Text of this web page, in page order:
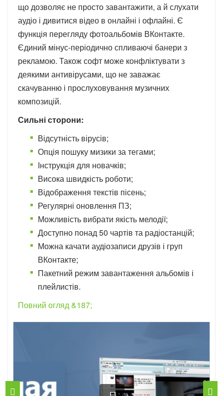
що дозволяє не просто завантажити, а й слухати
аудіо і дивитися відео в онлайні і офлайні. Є
функція перегляду фотоальбомів ВКонтакте.
Єдиний мінус-періодично спливаючі банери з
рекламою. Також софт може конфліктувати з
деякими антивірусами, що не заважає
скачуванню і прослуховування музичних
композицій.
Сильні сторони:
Відсутність вірусів;
Опція пошуку мизики за тегами;
Інструкція для новачків;
Висока швидкість роботи;
Відображення текстів пісень;
Регулярні оновлення ПЗ;
Можливість вибрати якість мелодії;
Доступно понад 50 чартів та радіостанцій;
Можна качати аудіозаписи друзів і груп
ВКонтакте;
Пакетний режим завантаження альбомів і
плейлистів.
Повний огляд &187;